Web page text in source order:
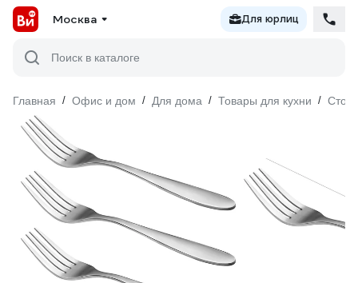
Москва Для юрлиц
Поиск в каталоге
Главная / Офис и дом / Для дома / Товары для кухни /